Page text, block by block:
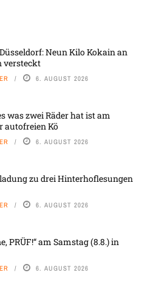
Neun Kilo Kokain an
versteckt
6. AUGUST 2026
was zwei Räder hat ist am
autofreien Kö
6. AUGUST 2026
zu drei Hinterhoflesungen
6. AUGUST 2026
PRÜF!“ am Samstag (8.8.) in
6. AUGUST 2026